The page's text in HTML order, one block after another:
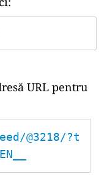
URL pentru
@3218/?t